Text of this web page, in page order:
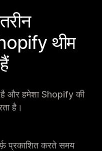
थीम
है और हमेशा Shopify की
है।
प्रकाशित करते समय